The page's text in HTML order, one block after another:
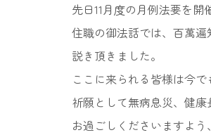
先日11月度の月例法要を開
住職の御法話では、百萬
説き頂きました。
ここに来られる皆様は今
祈願として無病息災、健
お過ごしくださいますよう